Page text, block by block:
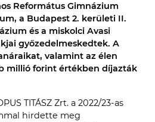
Református Gimnázium
a Budapest 2. kerületi II.
és a miskolci Avasi
győzedelmeskedtek. A
valamint az élen
millió forint értékben díjazták
TITÁSZ Zrt. a 2022/23-as
hirdette meg